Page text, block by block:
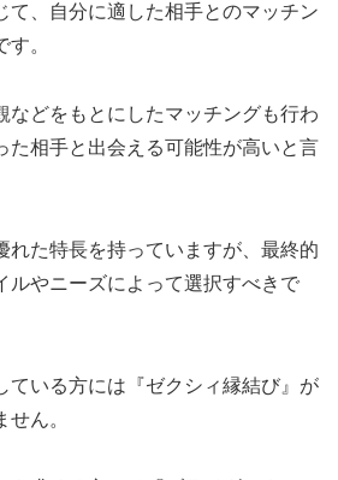
て、自分に適した相手とのマッチン
。
などをもとにしたマッチングも行わ
た相手と出会える可能性が高いと言
れた特長を持っていますが、最終的
ルやニーズによって選択すべきで
ている方には『ゼクシィ縁結び』が
ん。